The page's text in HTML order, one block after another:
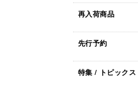
再入荷商品
先行予約
特集 / トピックス